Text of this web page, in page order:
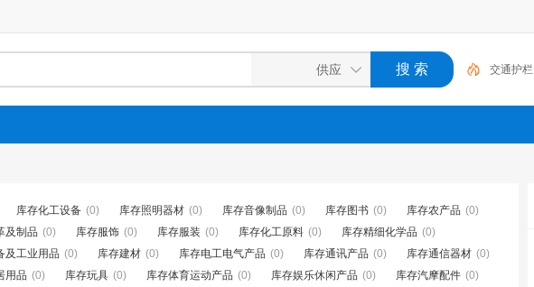
交通护栏
库存化工设备 (0) 库存照明器材 (0) 库存音像制品 (0) 库存图书 (0) 库存农产品 (0)
及制品 (0) 库存服饰 (0) 库存服装 (0) 库存化工原料 (0) 库存精细化学品 (0)
及工业用品 (0) 库存建材 (0) 库存电工电气产品 (0) 库存通讯产品 (0) 库存通信器材 (0)
用品 (0) 库存玩具 (0) 库存体育运动产品 (0) 库存娱乐休闲产品 (0) 库存汽摩配件 (0)